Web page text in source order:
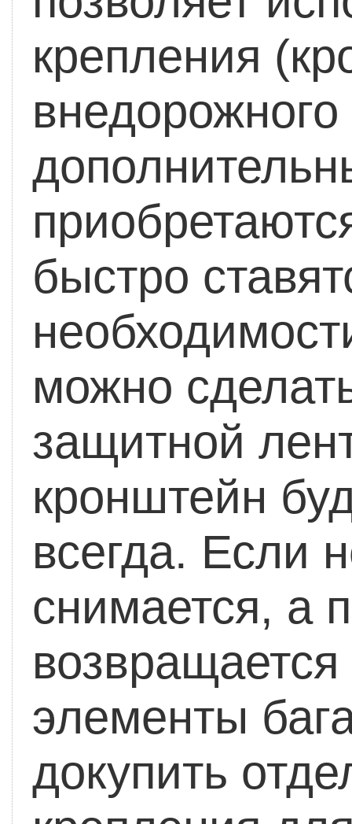
крепления
быстро
можно
защитной
кронштейн
всегда. Если
снимается, а
элементы
докупить